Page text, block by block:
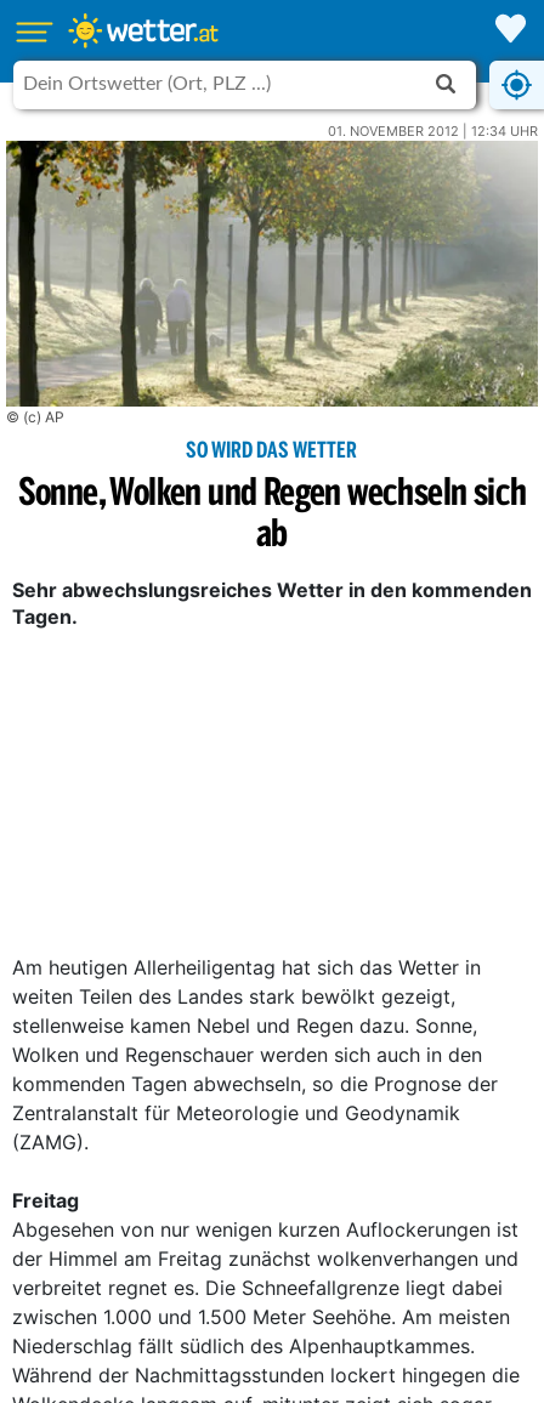
01. NOVEMBER 2012 | 12:34 UHR
© (c) AP
SO WIRD DAS WETTER
Sonne, Wolken und Regen wechseln sich
ab
Sehr abwechslungsreiches Wetter in den kommenden
Tagen.
Am heutigen Allerheiligentag hat sich das Wetter in
weiten Teilen des Landes stark bewölkt gezeigt,
stellenweise kamen Nebel und Regen dazu. Sonne,
Wolken und Regenschauer werden sich auch in den
kommenden Tagen abwechseln, so die Prognose der
Zentralanstalt für Meteorologie und Geodynamik
(ZAMG).
Freitag
Abgesehen von nur wenigen kurzen Auflockerungen ist
der Himmel am Freitag zunächst wolkenverhangen und
verbreitet regnet es. Die Schneefallgrenze liegt dabei
zwischen 1.000 und 1.500 Meter Seehöhe. Am meisten
Niederschlag fällt südlich des Alpenhauptkammes.
Während der Nachmittagsstunden lockert hingegen die